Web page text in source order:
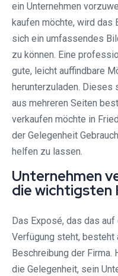
ein Unternehmen
kaufen möchte, wird das
sich ein umfassendes
zu können. Eine
gute, leicht auffindbare
herunterzuladen.
aus mehreren Seiten
verkaufen möchte in
der Gelegenheit
helfen zu lassen.
Unternehmen
die wichtigsten
Das Exposé, das das
Verfügung steht, besteht
Beschreibung der
die Gelegenheit, sein